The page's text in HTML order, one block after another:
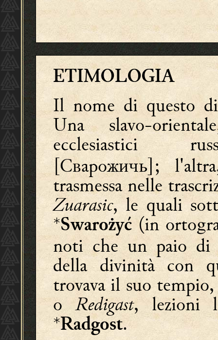
ETIMOLOGIA
Il nome di questo
Una slavo-
ecclesiastici
[Сварожичь];l'altra,
trasmessa nelle
Zuarasic, le quali
*Swarożyć (in
noti che un paio di
della divinità con
trovava il suo
oRedigast, lezioni
*Radgost.